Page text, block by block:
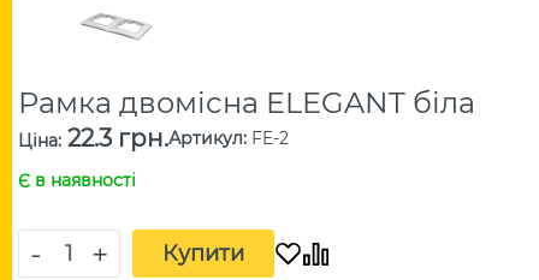
Рамка двомісна ELEGANT біла
Ціна: 22.3 грн.Артикул: FE-2
Є в наявності
- + Купити